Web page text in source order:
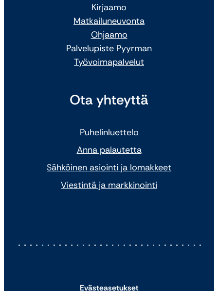
Kirjaamo
Matkailuneuvonta
Ohjaamo
Palvelupiste Pyyrman
Työvoimapalvelut
Ota yhteyttä
Puhelinluettelo
Anna palautetta
Sähköinen asiointi ja lomakkeet
Viestintä ja markkinointi
Evästeasetukset